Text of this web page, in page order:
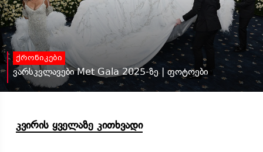
ქრონიკები
ვარსკვლავები Met Gala 2025-ზე | ფოტოები
კვირის ყველაზე კითხვადი